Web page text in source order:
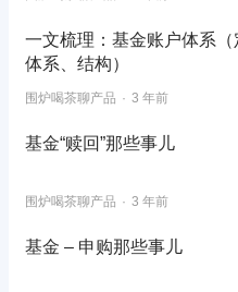
一文梳理：基金账户体系（
体系、结构）
围炉喝茶聊产品 3 年前
基金“赎回”那些事儿
围炉喝茶聊产品 3 年前
基金 – 申购那些事儿